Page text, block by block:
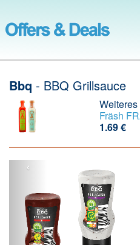
Bbq - BBQ Grillsauce
Fräsh
1.69 €
‹